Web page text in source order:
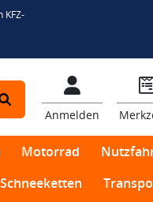
KFZ-
Anmelden
Motorrad
Schneeketten